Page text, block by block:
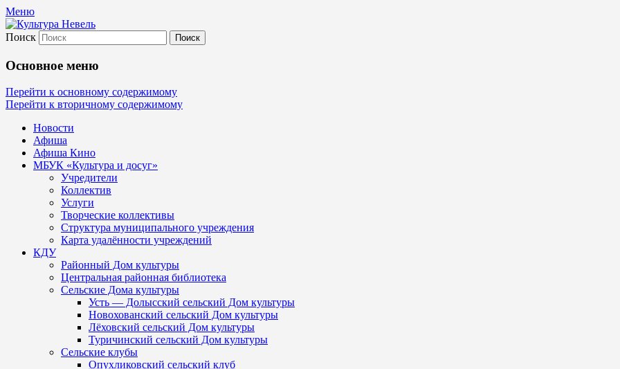
Меню
Культура Невель
МБУК Невельского района "Культура и досуг"
Поиск
Основное меню
Перейти к основному содержимому
Перейти к вторичному содержимому
Новости
Афиша
Афиша Кино
МБУК «Культура и досуг»
Учредители
Коллектив
Услуги
Творческие коллективы
Структура муниципального учреждения
Карта удалённости учреждений
КДУ
Районный Дом культуры
Центральная районная библиотека
Сельские Дома культуры
Усть — Долысский сельский Дом культуры
Новохованский сельский Дом культуры
Лёховский сельский Дом культуры
Туричинский сельский Дом культуры
Сельские клубы
Опухликовский сельский клуб